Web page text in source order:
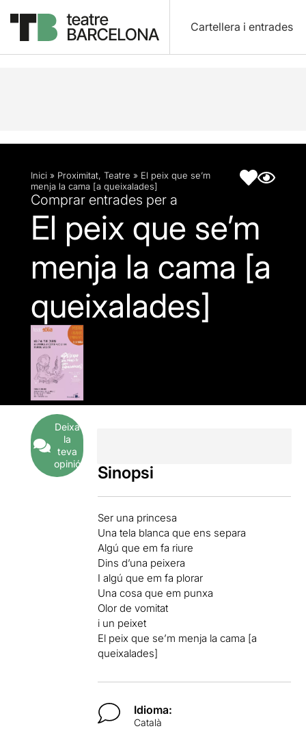
Cartellera i entrades
Descripció Fitxa artística
Inici » Proximitat, Teatre » El peix que se’m
menja la cama [a queixalades]
Comprar entrades per a
El peix que se’m
menja la cama [a
queixalades]
Deixa
la
teva
opinió
Sinopsi
Ser una princesa
Una tela blanca que ens separa
Algú que em fa riure
Dins d’una peixera
I algú que em fa plorar
Una cosa que em punxa
Olor de vomitat
i un peixet
El peix que se’m menja la cama [a
queixalades]
Idioma:
Català